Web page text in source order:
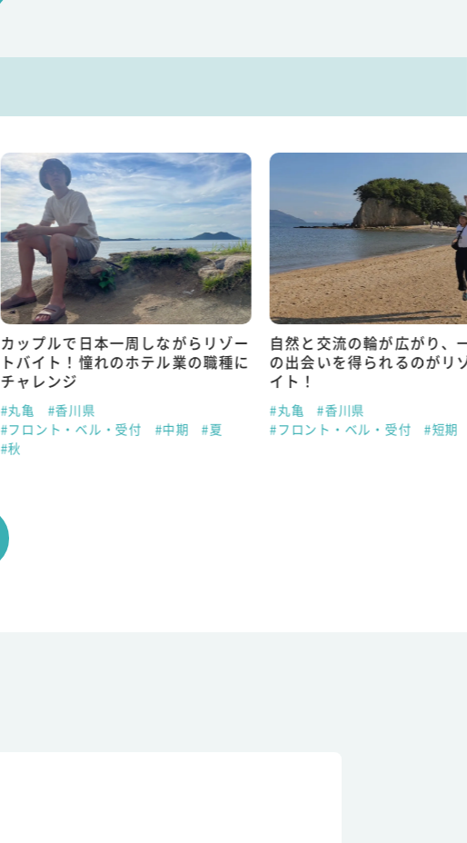
カップルで日本一周しながらリゾー
トバイト！憧れのホテル業の職種に
チャレンジ
#丸亀
#香川県
#フロント・ベル・受付
#中期
#夏
#秋
自然と交流の輪が広がり、
の出会いを得られるのがリ
イト！
#丸亀
#香川県
#フロント・ベル・受付
#短期